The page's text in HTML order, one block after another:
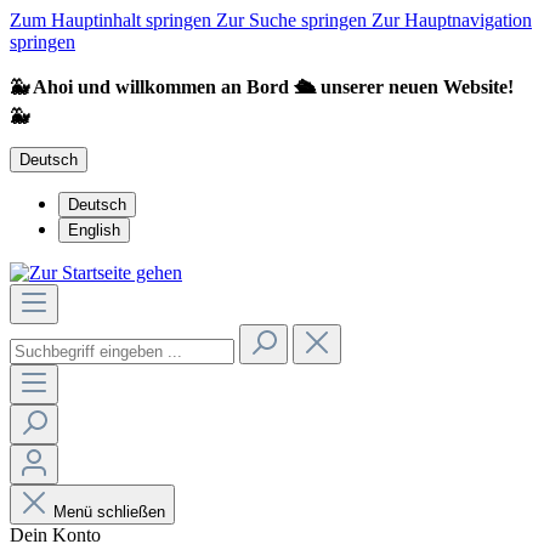
Zum Hauptinhalt springen Zur Suche springen Zur Hauptnavigation
springen
🐳 Ahoi und willkommen an Bord 🛳️ unserer neuen Website!
🐳
Deutsch
Deutsch
English
Menü schließen
Dein Konto